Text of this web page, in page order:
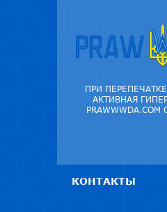
ПРИ
АКТИВНАЯ
КОНТАКТЫ